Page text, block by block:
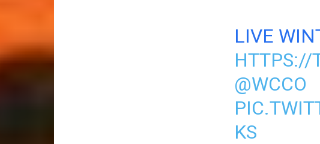
LIVE
HTTPS://
@WCCO
KS